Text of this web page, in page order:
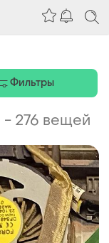
- 276 вещей
Фильтры